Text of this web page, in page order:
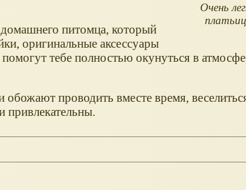
Очень
питомца, который
оригинальные аксессуары
тебе полностью окунуться в
проводить вместе время,
привлекательны.